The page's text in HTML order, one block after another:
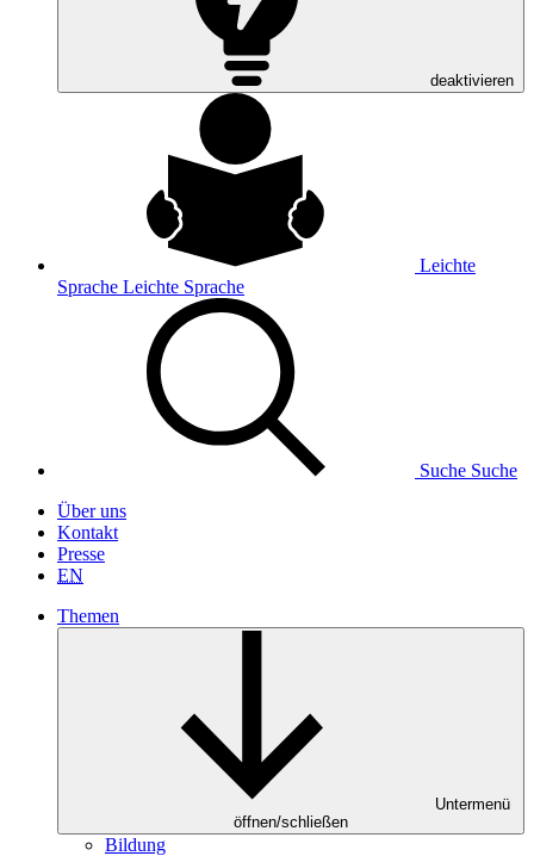
deaktivieren
Leichte
Sprache Leichte Sprache
Suche Suche
Über uns
Kontakt
Presse
EN
Themen
Untermenü
öffnen/schließen
Bildung